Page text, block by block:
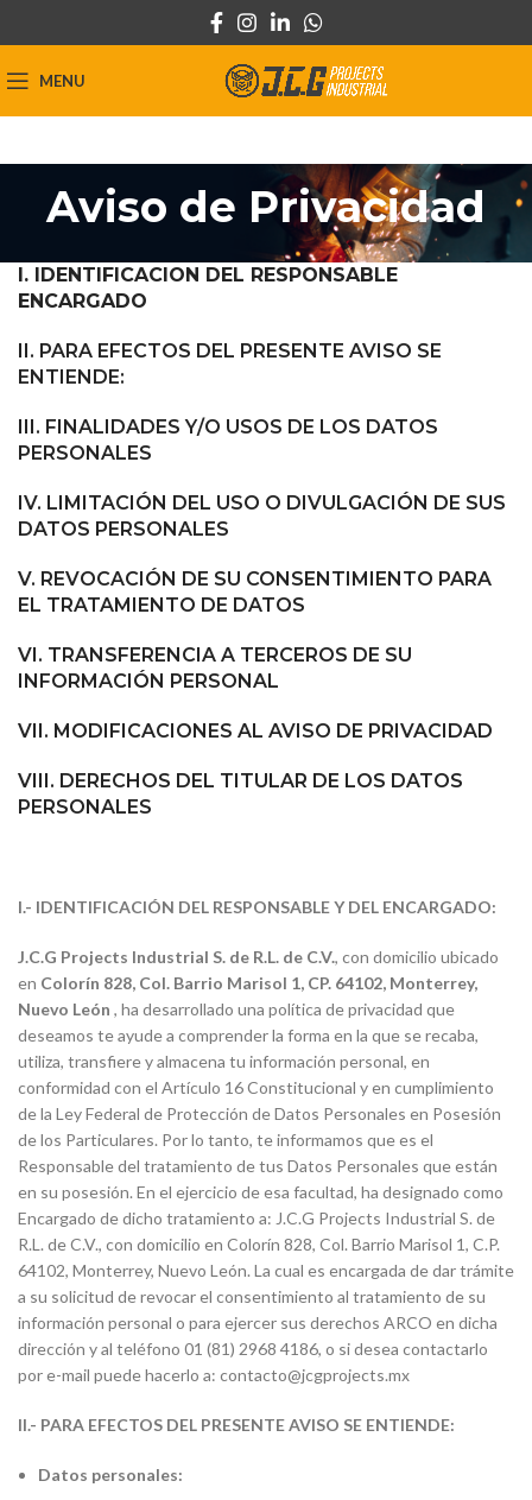
MENU
Aviso de Privacidad
I. IDENTIFICACION DEL RESPONSABLE
ENCARGADO
II. PARA EFECTOS DEL PRESENTE AVISO SE
ENTIENDE:
III. FINALIDADES Y/O USOS DE LOS DATOS
PERSONALES
IV. LIMITACIÓN DEL USO O DIVULGACIÓN DE SUS
DATOS PERSONALES
V. REVOCACIÓN DE SU CONSENTIMIENTO PARA
EL TRATAMIENTO DE DATOS
VI. TRANSFERENCIA A TERCEROS DE SU
INFORMACIÓN PERSONAL
VII. MODIFICACIONES AL AVISO DE PRIVACIDAD
VIII. DERECHOS DEL TITULAR DE LOS DATOS
PERSONALES
I.- IDENTIFICACIÓN DEL RESPONSABLE Y DEL ENCARGADO:
J.C.G Projects Industrial S. de R.L. de C.V., con domicilio ubicado
en Colorín 828, Col. Barrio Marisol 1, CP. 64102, Monterrey,
Nuevo León ‎ , ha desarrollado una política de privacidad que
deseamos te ayude a comprender la forma en la que se recaba,
utiliza, transfiere y almacena tu información personal, en
conformidad con el Artículo 16 Constitucional y en cumplimiento
de la Ley Federal de Protección de Datos Personales en Posesión
de los Particulares. Por lo tanto, te informamos que es el
Responsable del tratamiento de tus Datos Personales que están
en su posesión. En el ejercicio de esa facultad, ha designado como
Encargado de dicho tratamiento a: J.C.G Projects Industrial S. de
R.L. de C.V., con domicilio en Colorín 828, Col. Barrio Marisol 1, C.P.
64102, Monterrey, Nuevo León. La cual es encargada de dar trámite
a su solicitud de revocar el consentimiento al tratamiento de su
información personal o para ejercer sus derechos ARCO en dicha
dirección y al teléfono 01 (81) 2968 4186, o si desea contactarlo
por e-mail puede hacerlo a: contacto@jcgprojects.mx
II.- PARA EFECTOS DEL PRESENTE AVISO SE ENTIENDE:
Datos personales: